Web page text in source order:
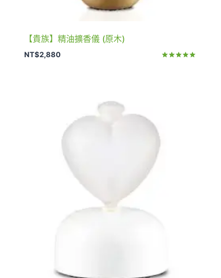
【貴族】精油擴香儀 (原木)
NT$2,880